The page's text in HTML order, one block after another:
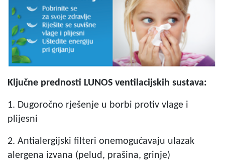
Ključne prednosti LUNOS ventilacijskih sustava:
1. Dugoročno rješenje u borbi protiv vlage i
plijesni
2. Antialergijski filteri onemogućavaju ulazak
alergena izvana (pelud, prašina, grinje)